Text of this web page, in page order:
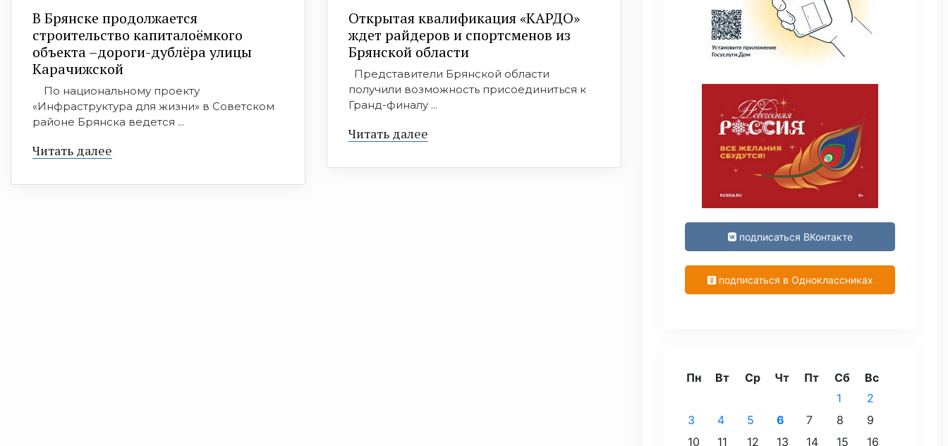
В Брянске продолжается
строительство капиталоёмкого
объекта –дороги-дублёра улицы
Карачижской
По национальному проекту
«Инфраструктура для жизни» в Советском
районе Брянска ведется ...
Читать далее
Открытая квалификация «КАРДО»
ждет райдеров и спортсменов из
Брянской области
Представители Брянской области
получили возможность присоединиться к
Гранд-финалу ...
Читать далее
подписаться ВКонтакте
подписаться в Одноклассниках
Пн Вт Ср Чт Пт Сб
Вс
1
2
3
4 5 6 7 8
9
10
11 12 13 14 15 16